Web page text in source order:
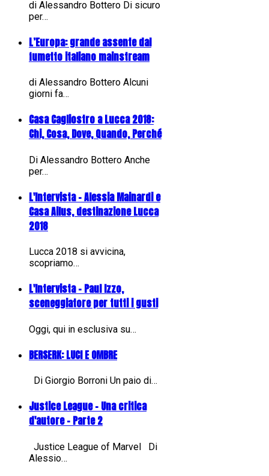
di Alessandro Bottero Di sicuro
per…
L’Europa: grande assente dal
fumetto italiano mainstream
di Alessandro Bottero Alcuni
giorni fa…
Casa Cagliostro a Lucca 2018:
Chi, Cosa, Dove, Quando, Perché
Di Alessandro Bottero Anche
per…
L'Intervista - Alessia Mainardi e
Casa Ailus, destinazione Lucca
2018
Lucca 2018 si avvicina,
scopriamo…
L'Intervista - Paul Izzo,
sceneggiatore per tutti i gusti
Oggi, qui in esclusiva su…
BERSERK: LUCI E OMBRE
Di Giorgio Borroni Un paio di…
Justice League - Una critica
d'autore - Parte 2
Justice League of Marvel Di
Alessio…